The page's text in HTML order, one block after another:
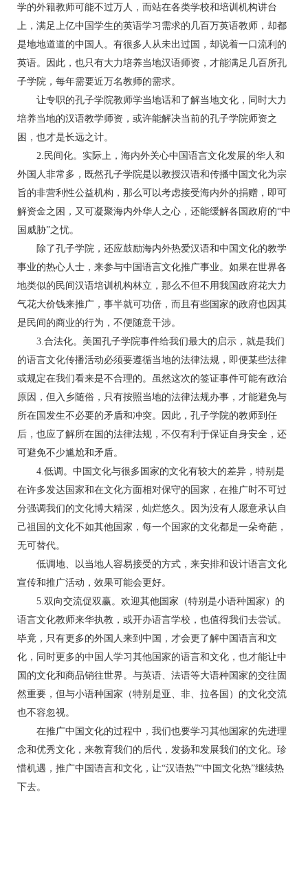
学的外籍教师可能不过万人，而站在各类学校和培训机构讲台
上，满足上亿中国学生的英语学习需求的几百万英语教师，却都
是地地道道的中国人。有很多人从未出过国，却说着一口流利的
英语。因此，也只有大力培养当地汉语师资，才能满足几百所孔
子学院，每年需要近万名教师的需求。
让专职的孔子学院教师学当地话和了解当地文化，同时大力
培养当地的汉语教学师资，或许能解决当前的孔子学院师资之
困，也才是长远之计。
2.民间化。实际上，海内外关心中国语言文化发展的华人和
外国人非常多，既然孔子学院是以教授汉语和传播中国文化为宗
旨的非营利性公益机构，那么可以考虑接受海内外的捐赠，即可
解资金之困，又可凝聚海内外华人之心，还能缓解各国政府的“中
国威胁”之忧。
除了孔子学院，还应鼓励海内外热爱汉语和中国文化的教学
事业的热心人士，来参与中国语言文化推广事业。如果在世界各
地类似的民间汉语培训机构林立，那么不但不用我国政府花大力
气花大价钱来推广，事半就可功倍，而且有些国家的政府也因其
是民间的商业的行为，不便随意干涉。
3.合法化。美国孔子学院事件给我们最大的启示，就是我们
的语言文化传播活动必须要遵循当地的法律法规，即便某些法律
或规定在我们看来是不合理的。虽然这次的签证事件可能有政治
原因，但入乡随俗，只有按照当地的法律法规办事，才能避免与
所在国发生不必要的矛盾和冲突。因此，孔子学院的教师到任
后，也应了解所在国的法律法规，不仅有利于保证自身安全，还
可避免不少尴尬和矛盾。
4.低调。中国文化与很多国家的文化有较大的差异，特别是
在许多发达国家和在文化方面相对保守的国家，在推广时不可过
分强调我们的文化博大精深，灿烂悠久。因为没有人愿意承认自
己祖国的文化不如其他国家，每一个国家的文化都是一朵奇葩，
无可替代。
低调地、以当地人容易接受的方式，来安排和设计语言文化
宣传和推广活动，效果可能会更好。
5.双向交流促双赢。欢迎其他国家（特别是小语种国家）的
语言文化教师来华执教，或开办语言学校，也值得我们去尝试。
毕竟，只有更多的外国人来到中国，才会更了解中国语言和文
化，同时更多的中国人学习其他国家的语言和文化，也才能让中
国的文化和商品销往世界。与英语、法语等大语种国家的交往固
然重要，但与小语种国家（特别是亚、非、拉各国）的文化交流
也不容忽视。
在推广中国文化的过程中，我们也要学习其他国家的先进理
念和优秀文化，来教育我们的后代，发扬和发展我们的文化。珍
惜机遇，推广中国语言和文化，让“汉语热”“中国文化热”继续热
下去。